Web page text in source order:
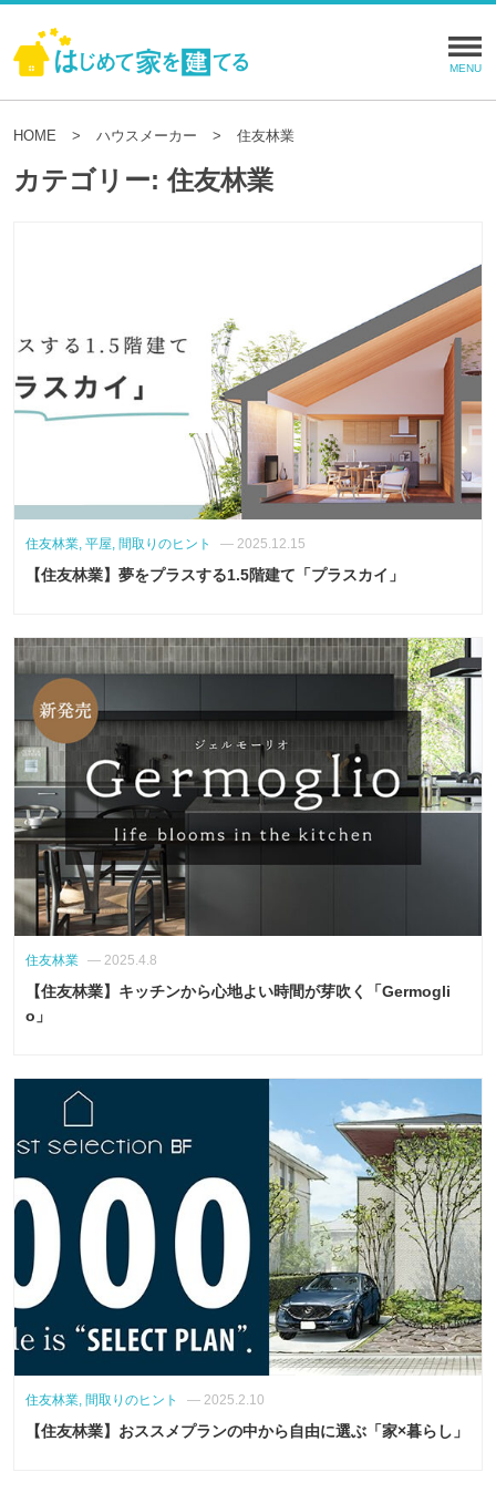
HOME ハウスメーカー 住友林業
カテゴリー:住友林業
住友林業, 平屋, 間取りのヒント — 2025.12.15
【住友林業】夢をプラスする1.5階建て「プラスカイ」
住友林業 — 2025.4.8
【住友林業】キッチンから心地よい時間が芽吹く「Germogli
o」
住友林業, 間取りのヒント — 2025.2.10
【住友林業】おススメプランの中から自由に選ぶ「家×暮らし」